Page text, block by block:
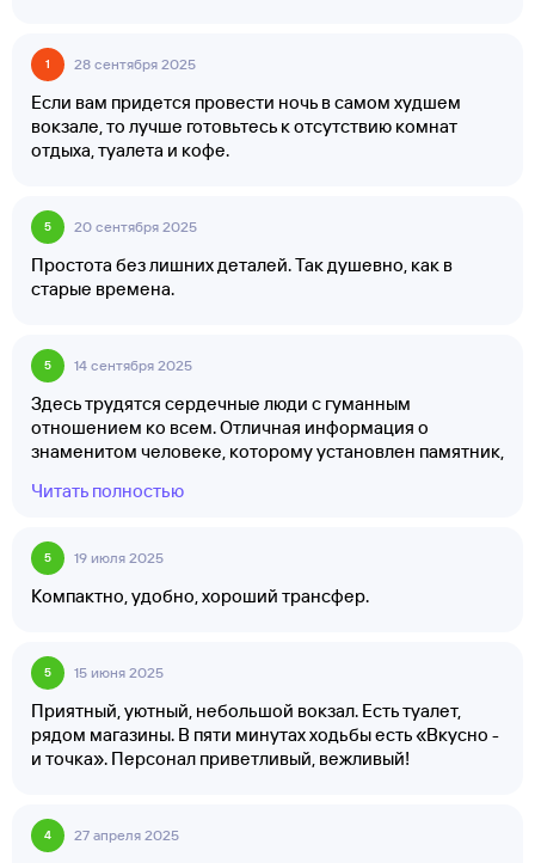
1 28 сентября 2025
Если вам придется провести ночь в самом худшем
вокзале, то лучше готовьтесь к отсутствию комнат
отдыха, туалета и кофе.
5 20 сентября 2025
Простота без лишних деталей. Так душевно, как в
старые времена.
5 14 сентября 2025
Здесь трудятся сердечные люди с гуманным
отношением ко всем. Отличная информация о
знаменитом человеке, которому установлен памятник,
Читать полностью
5 19 июля 2025
Компактно, удобно, хороший трансфер.
5 15 июня 2025
Приятный, уютный, небольшой вокзал. Есть туалет,
рядом магазины. В пяти минутах ходьбы есть «Вкусно -
и точка». Персонал приветливый, вежливый!
4 27 апреля 2025